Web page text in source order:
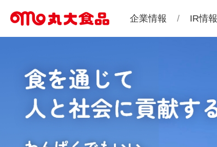
企業情報 IR情報